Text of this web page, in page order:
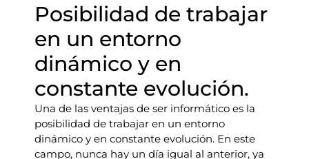
Posibilidad de trabajar
en un entorno
dinámico y en
constante evolución.
Una de las ventajas de ser informático es la
posibilidad de trabajar en un entorno
dinámico y en constante evolución. En este
campo, nunca hay un día igual al anterior, ya